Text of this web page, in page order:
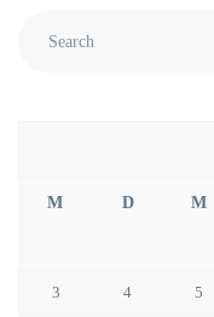
M D M
3 4 5